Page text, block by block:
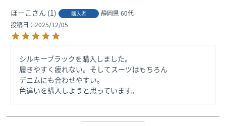
ほーこ
1 購入者 静岡県 60代
投稿日
2025/12/05
シルキーブラックを購入しました。
履きやすく疲れない。そしてスーツはもちろん
デニムにも合わせやすい。
色違いを購入しようと思っています。